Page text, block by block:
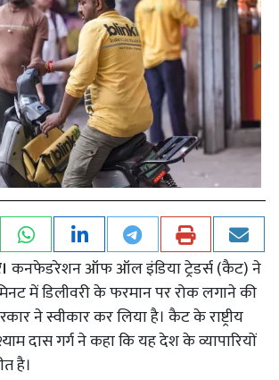
कनफेडरेशन ऑफ ऑल इंडिया ट्रेडर्स (कैट) ने
में डिलीवरी के फरमान पर रोक लगाने की
ने स्वीकार कर लिया है। कैट के राष्ट्रीय
दास गर्ग ने कहा कि यह देश के व्यापारियों
है।